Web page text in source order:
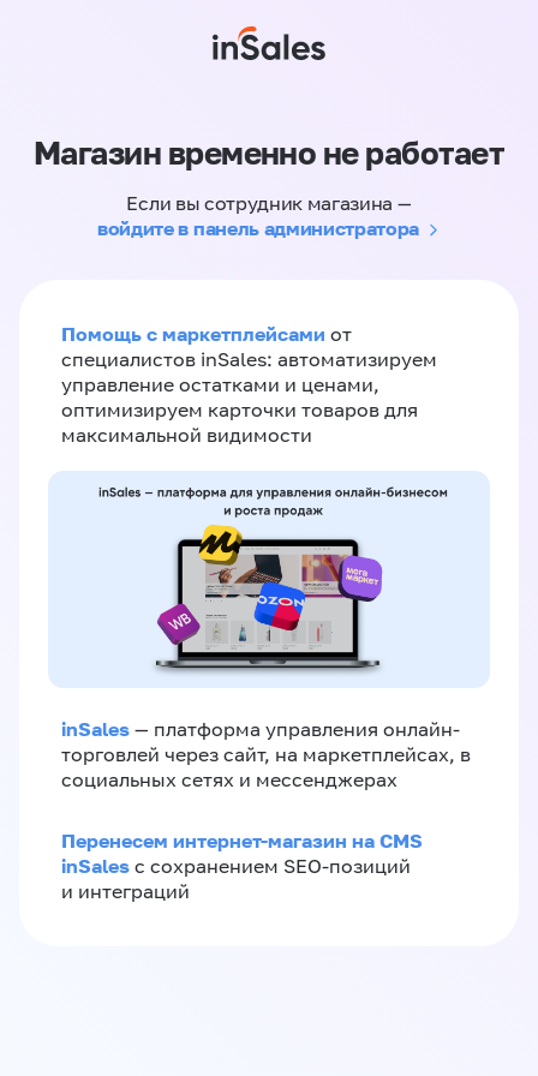
Магазин временно не работает
Если вы сотрудник магазина —
войдите в панель администратора
Помощь с маркетплейсами от
специалистов inSales: автоматизируем
управление остатками и ценами,
оптимизируем карточки товаров для
максимальной видимости
inSales — платформа управления онлайн-
торговлей через сайт, на маркетплейсах, в
социальных сетях и мессенджерах
Перенесем интернет-магазин на CMS
inSales с сохранением SEO-позиций
и интеграций